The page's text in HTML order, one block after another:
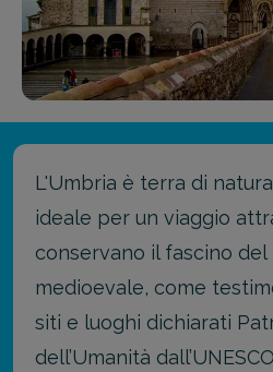
L'Umbria è terra di
ideale per un viaggio
conservano il fascino
medioevale, come
siti e luoghi dichiarati
dell’Umanità